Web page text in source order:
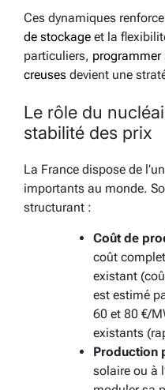
Ces dynamiques
de stockage et la
particuliers, programmer
creuses devient une
Le rôle du
stabilité des prix
La France dispose de
importants au monde.
structurant :
Coût de
coût
existant
est estimé
60 et 80 €/
existants
Production
solaire ou à